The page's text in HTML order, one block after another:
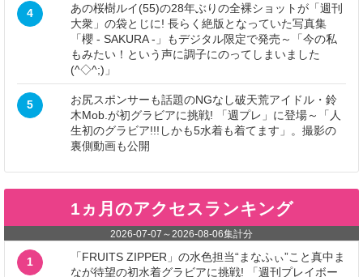
4
あの桜樹ルイ(55)の28年ぶりの全裸ショットが「週刊
大衆」の袋とじに! 長らく絶版となっていた写真集
「櫻 - SAKURA -」もデジタル限定で発売～「今の私
もみたい！という声に調子にのってしまいました
(^◇^;)」
5
お尻スポンサーも話題のNGなし破天荒アイドル・鈴
木Mob.が初グラビアに挑戦! 「週プレ」に登場～「人
生初のグラビア!!!しかも5水着も着てます」。撮影の
裏側動画も公開
1ヵ月のアクセスランキング
2026-07-07 ～ 2026-08-06集計分
1
「FRUITS ZIPPER」の水色担当“まなふぃ”こと真中ま
なが待望の初水着グラビアに挑戦! 「週刊プレイボー